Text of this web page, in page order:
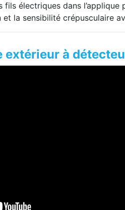
fils électriques dans
la sensibilité crépusculaire
extérieur à